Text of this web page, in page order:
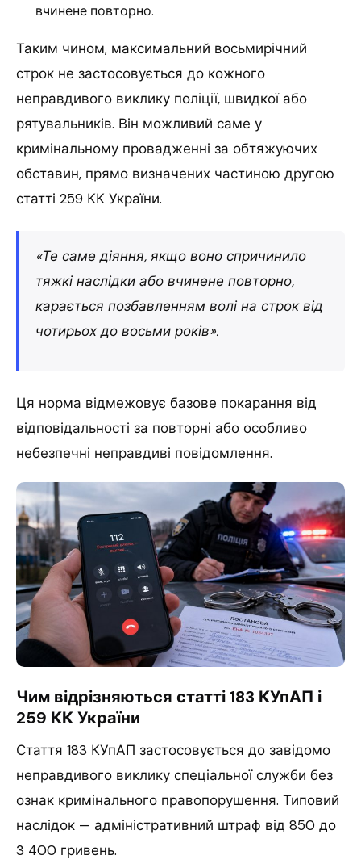
вчинене повторно.
Таким чином, максимальний восьмирічний
строк не застосовується до кожного
неправдивого виклику поліції, швидкої або
рятувальників. Він можливий саме у
кримінальному провадженні за обтяжуючих
обставин, прямо визначених частиною другою
статті 259 КК України.
«Те саме діяння, якщо воно спричинило
тяжкі наслідки або вчинене повторно,
карається позбавленням волі на строк від
чотирьох до восьми років».
Ця норма відмежовує базове покарання від
відповідальності за повторні або особливо
небезпечні неправдиві повідомлення.
Чим відрізняються статті 183 КУпАП і
259 КК України
Стаття 183 КУпАП застосовується до завідомо
неправдивого виклику спеціальної служби без
ознак кримінального правопорушення. Типовий
наслідок — адміністративний штраф від 850 до
3 400 гривень.